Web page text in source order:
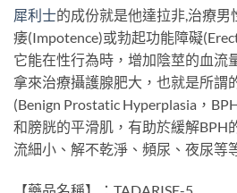
犀利士的成份就是他達拉非,治療
痿(Impotence)或勃起功能障礙
它能在性行為時，增加陰莖的血流
拿來治療攝護腺肥大，也就是所謂
(Benign Prostatic Hyperplasia，
和膀胱的平滑肌，有助於緩解BPH
流細小、解不乾淨、頻尿、夜尿等